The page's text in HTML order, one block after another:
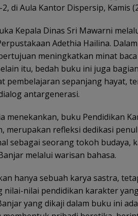
di Aula Kantor Dispersip, Kamis
Kepala Dinas Sri Mawarni
Adethia Hailina.
meningkatkan minat
itu, bedah buku ini juga
pembelajaran sepanjang hayat,
antargenerasi.
menekankan, buku Pendidikan
merupakan refleksi dedikasi
sebagai seorang tokoh budaya,
melalui warisan bahasa.
hanya sebuah karya sastra,
nilai-nilai pendidikan karakter
yang dikaji dalam buku ini